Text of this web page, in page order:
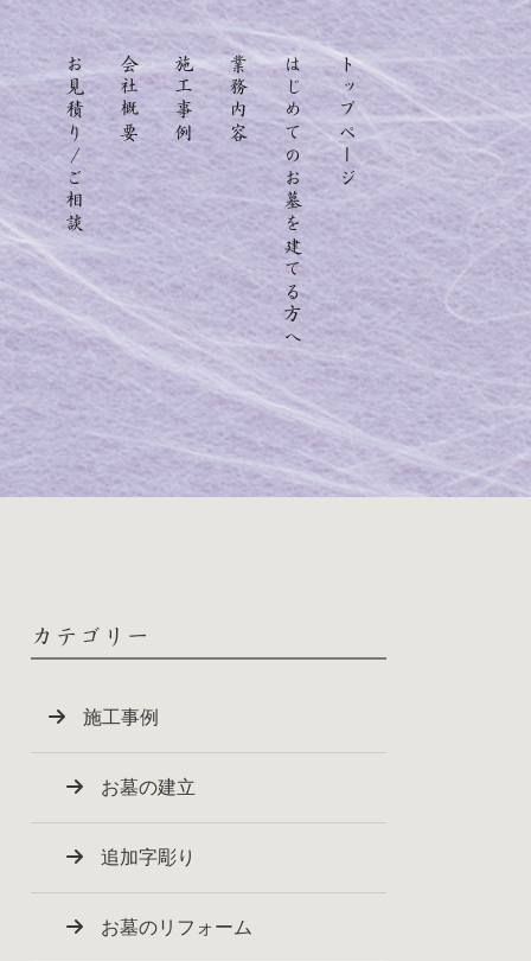
トップページ
はじめてのお墓を建てる方へ
業務内容
施工事例
会社概要
お見積り/ご相談
カテゴリー
施工事例
お墓の建立
追加字彫り
お墓のリフォーム